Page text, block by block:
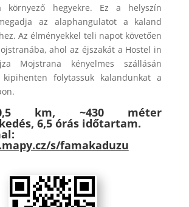
hegyekre. Ez a helyszín
az alaphangulatot a kaland
Az élményekkel teli napot követően
ahol az éjszakát a Hostel in
Mojstrana kényelmes szállásán
folytassuk kalandunkat a
km, ~430 méter
6,5 órás időtartam.
s/famakaduzu